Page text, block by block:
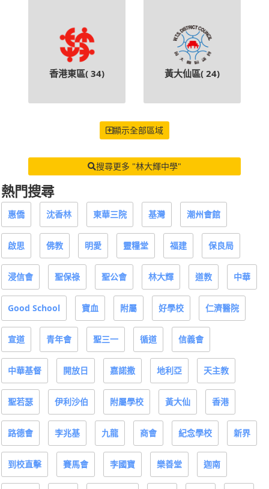
香港東區( 34) 黃大仙區( 24)
顯示全部區域
搜尋更多 "林大輝中學"
熱門搜尋
惠僑 沈香林 東華三院 基灣 潮州會館
啟思 佛教 明愛 靈糧堂 福建 保良局
浸信會 聖保祿 聖公會 林大輝 道教 中華
Good School 寶血 附屬 好學校 仁濟醫院
宣道 青年會 聖三一 循道 信義會
中華基督 開放日 嘉諾撒 地利亞 天主教
聖若瑟 伊利沙伯 附屬學校 黃大仙 香港
路德會 李兆基 九龍 商會 紀念學校 新界
到校直擊 賽馬會 李國寶 樂善堂 迦南